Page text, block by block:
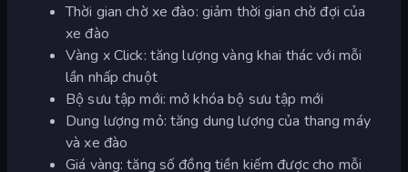
Thời gian chờ xe đào: giảm thời gian chờ đợi của
xe đào
Vàng x Click: tăng lượng vàng khai thác với mỗi
lần nhấp chuột
Bộ sưu tập mới: mở khóa bộ sưu tập mới
Dung lượng mỏ: tăng dung lượng của thang máy
và xe đào
Giá vàng: tăng số đồng tiền kiếm được cho mỗi